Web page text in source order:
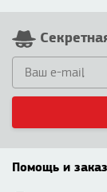
Помощь и заказ